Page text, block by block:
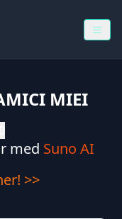
MIEI
med Suno AI
>>